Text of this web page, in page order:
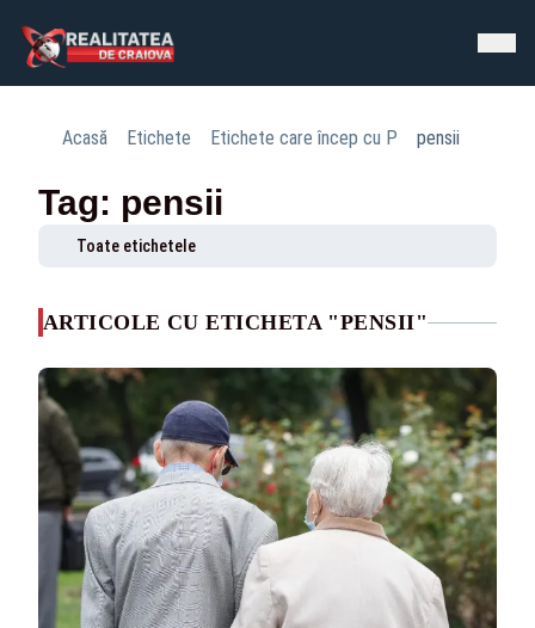
Acasă Etichete Etichete care încep cu P pensii
Tag: pensii
Toate etichetele
ARTICOLE CU ETICHETA "PENSII"